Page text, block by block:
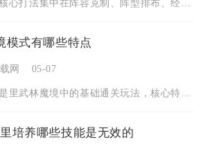
模式有哪些特点
网 05-07
培养哪些技能是无效的